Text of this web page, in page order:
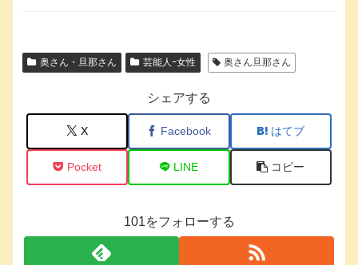
奥さん・旦那さん 芸能人ｰ女性 奥さん旦那さん
シェアする
X Facebook はてブ
Pocket LINE コピー
101をフォローする